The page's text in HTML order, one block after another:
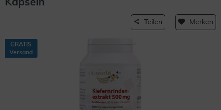
Kapseln
Teilen Merken
GRATIS
Versand